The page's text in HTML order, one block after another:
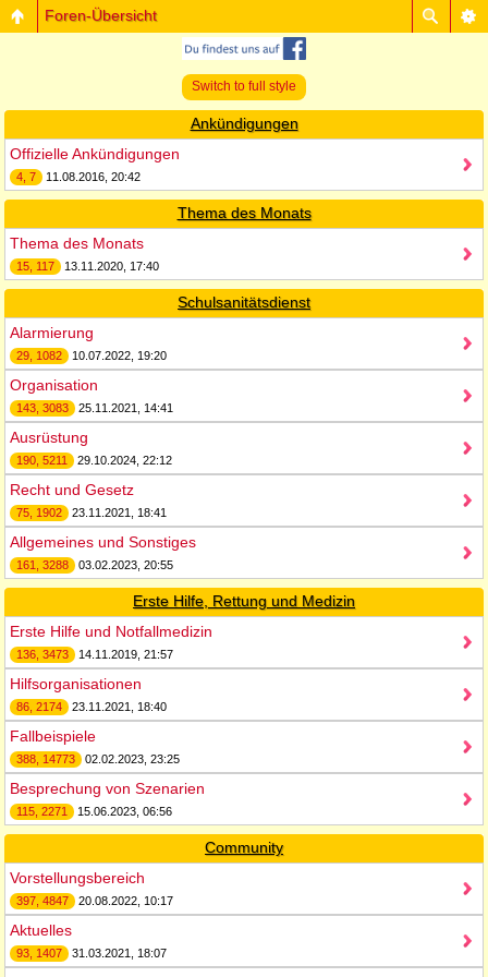
Foren-Übersicht
Switch to full style
Ankündigungen
Offizielle Ankündigungen
4, 7 11.08.2016, 20:42
Thema des Monats
Thema des Monats
15, 117 13.11.2020, 17:40
Schulsanitätsdienst
Alarmierung
29, 1082 10.07.2022, 19:20
Organisation
143, 3083 25.11.2021, 14:41
Ausrüstung
190, 5211 29.10.2024, 22:12
Recht und Gesetz
75, 1902 23.11.2021, 18:41
Allgemeines und Sonstiges
161, 3288 03.02.2023, 20:55
Erste Hilfe, Rettung und Medizin
Erste Hilfe und Notfallmedizin
136, 3473 14.11.2019, 21:57
Hilfsorganisationen
86, 2174 23.11.2021, 18:40
Fallbeispiele
388, 14773 02.02.2023, 23:25
Besprechung von Szenarien
115, 2271 15.06.2023, 06:56
Community
Vorstellungsbereich
397, 4847 20.08.2022, 10:17
Aktuelles
93, 1407 31.03.2021, 18:07